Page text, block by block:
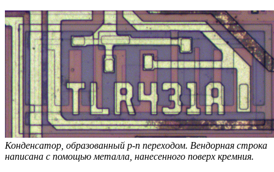
Конденсатор, образованный p-n переходом. Вендорная строка
написана с помощью металла, нанесенного поверх кремния.